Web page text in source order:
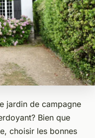
jardin de campagne
Bien que
choisir les bonnes